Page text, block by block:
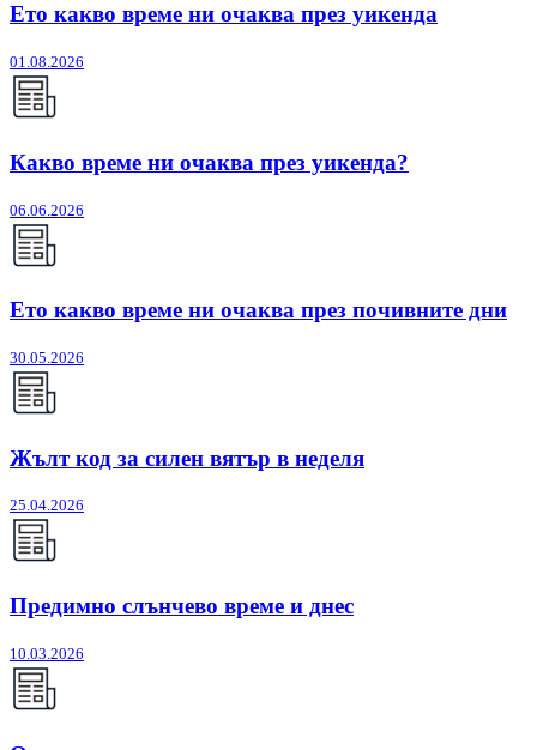
Ето какво време ни очаква през уикенда
01.08.2026
Какво време ни очаква през уикенда?
06.06.2026
Ето какво време ни очаква през почивните дни
30.05.2026
Жълт код за силен вятър в неделя
25.04.2026
Предимно слънчево време и днес
10.03.2026